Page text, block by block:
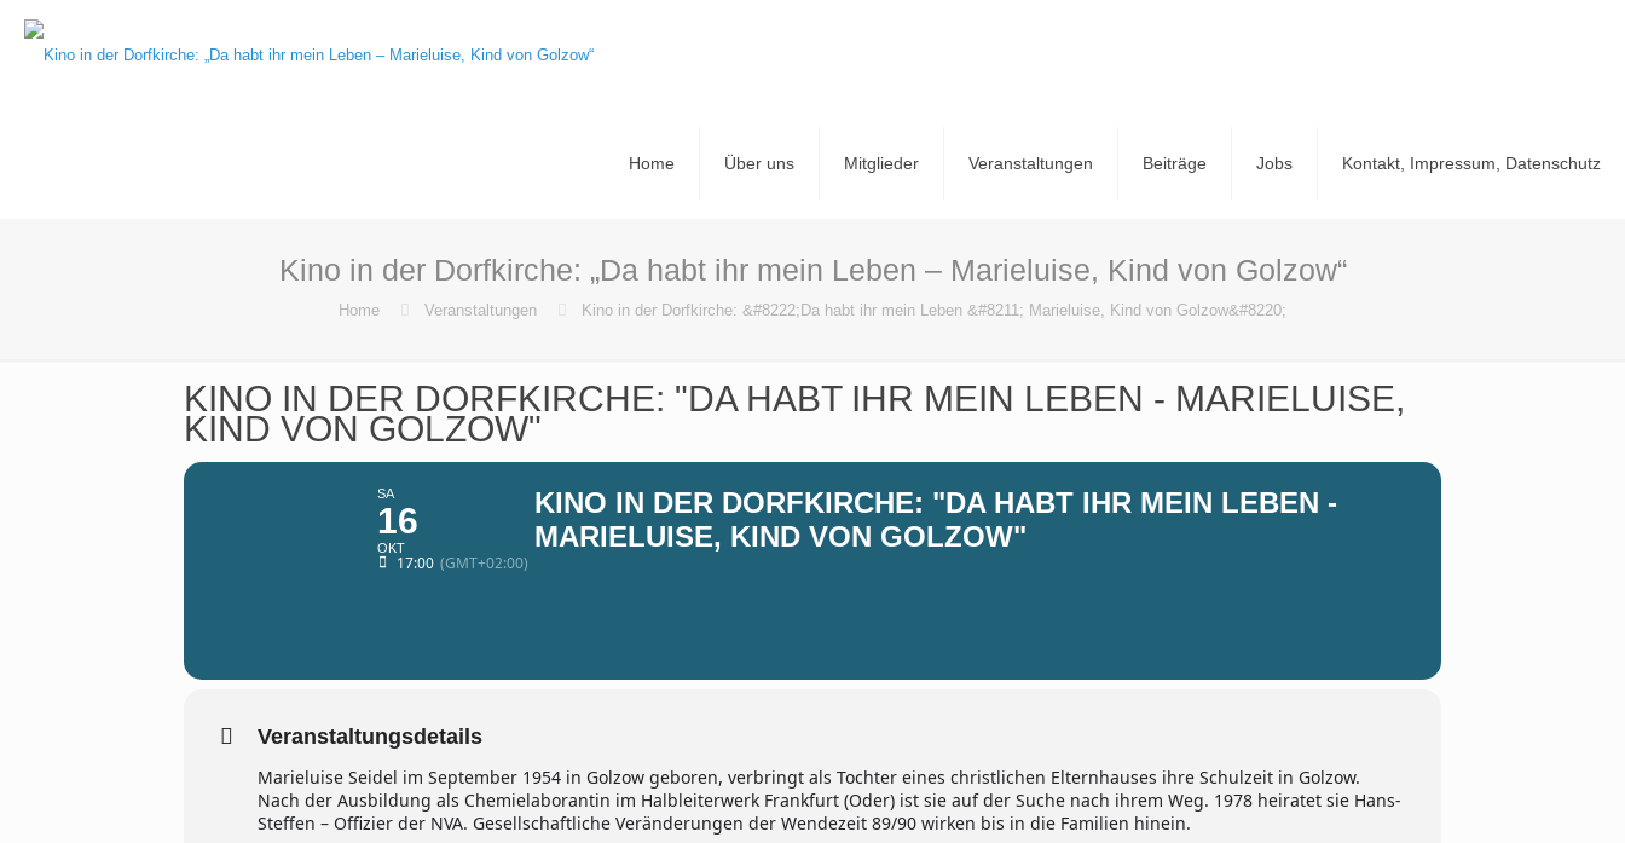
Home Über uns Mitglieder Veranstaltungen Beiträge Jobs Kontakt, Impressum, Datenschutz
Kino in der Dorfkirche: „Da habt ihr mein Leben – Marieluise, Kind von Golzow“
Home Veranstaltungen Kino in der Dorfkirche: &#8222;Da habt ihr mein Leben &#8211; Marieluise, Kind von Golzow&#8220;
KINO IN DER DORFKIRCHE: "DA HABT IHR MEIN LEBEN - MARIELUISE,
KIND VON GOLZOW"
SA
16
OKT
17:00 (GMT+02:00)
KINO IN DER DORFKIRCHE: "DA HABT IHR MEIN LEBEN -
MARIELUISE, KIND VON GOLZOW"
Veranstaltungsdetails
Marieluise Seidel im September 1954 in Golzow geboren, verbringt als Tochter eines christlichen Elternhauses ihre Schulzeit in Golzow.
Nach der Ausbildung als Chemielaborantin im Halbleiterwerk Frankfurt (Oder) ist sie auf der Suche nach ihrem Weg. 1978 heiratet sie Hans-
Steffen – Offizier der NVA. Gesellschaftliche Veränderungen der Wendezeit 89/90 wirken bis in die Familien hinein.